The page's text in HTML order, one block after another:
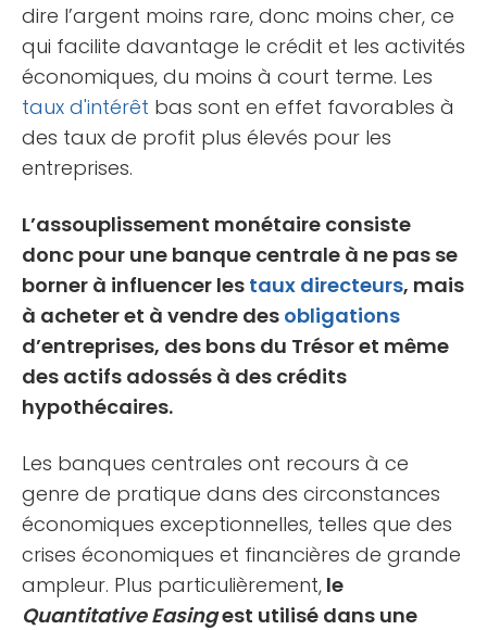
dire l’argent moins rare, donc moins cher, ce
qui facilite davantage le crédit et les activités
économiques, du moins à court terme. Les
taux d'intérêt bas sont en effet favorables à
des taux de profit plus élevés pour les
entreprises.
L’assouplissement monétaire consiste
donc pour une banque centrale à ne pas se
borner à influencer les taux directeurs, mais
à acheter et à vendre des obligations
d’entreprises, des bons du Trésor et même
des actifs adossés à des crédits
hypothécaires.
Les banques centrales ont recours à ce
genre de pratique dans des circonstances
économiques exceptionnelles, telles que des
crises économiques et financières de grande
ampleur. Plus particulièrement, le
Quantitative Easingest utilisé dans une